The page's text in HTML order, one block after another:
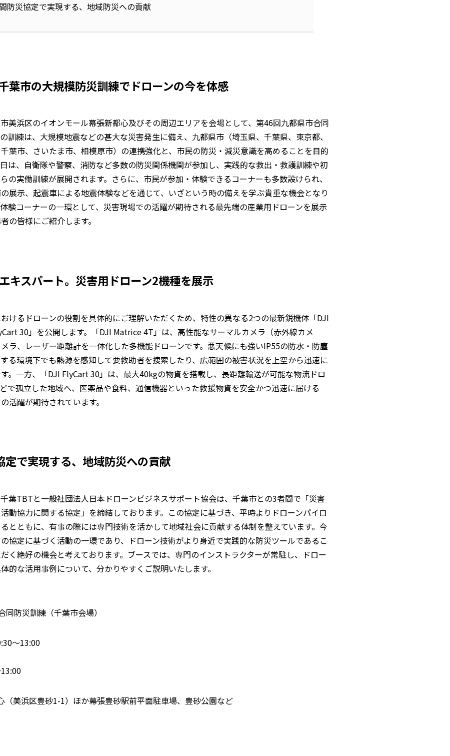
防災協定で実現する、地域防災への貢献
葉市の大規模防災訓練でドローンの今を体感
美浜区のイオンモール幕張新都心及びその周辺エリアを会場として、第46回九都県市合同
訓練は、大規模地震などの甚大な災害発生に備え、九都県市（埼玉県、千葉県、東京都、
葉市、さいたま市、相模原市）の連携強化と、市民の防災・減災意識を高めることを目的
は、自衛隊や警察、消防など多数の防災関係機関が参加し、実践的な救出・救護訓練や初
の実働訓練が展開されます。さらに、市民が参加・体験できるコーナーも多数設けられ、
展示、起震車による地震体験などを通じて、いざという時の備えを学ぶ貴重な機会となり
験コーナーの一環として、災害現場での活躍が期待される最先端の産業用ドローンを展示
の皆様にご紹介します。
キスパート。災害用ドローン2機種を展示
けるドローンの役割を具体的にご理解いただくため、特性の異なる2つの最新鋭機体「DJI
30」を公開します。「DJI Matrice 4T」は、高性能なサーマルカメラ（赤外線カメ
ラ、レーザー距離計を一体化した多機能ドローンです。悪天候にも強いIP55の防水・防塵
る環境下でも熱源を感知して要救助者を捜索したり、広範囲の被害状況を上空から迅速に
。一方、「DJI FlyCart 30」は、最大40kgの物資を搭載し、長距離輸送が可能な物流ドロ
で孤立した地域へ、医薬品や食料、通信機器といった救援物資を安全かつ迅速に届ける
活躍が期待されています。
で実現する、地域防災への貢献
葉TBTと一般社団法人日本ドローンビジネスサポート協会は、千葉市との3者間で「災害
動協力に関する協定」を締結しております。この協定に基づき、平時よりドローンパイロ
とともに、有事の際には専門技術を活かして地域社会に貢献する体制を整えています。今
協定に基づく活動の一環であり、ドローン技術がより身近で実践的な防災ツールであるこ
く絶好の機会と考えております。ブースでは、専門のインストラクターが常駐し、ドロー
的な活用事例について、分かりやすくご説明いたします。
防災訓練（千葉市会場）
～13:00
（美浜区豊砂1-1）ほか幕張豊砂駅前平面駐車場、豊砂公園など